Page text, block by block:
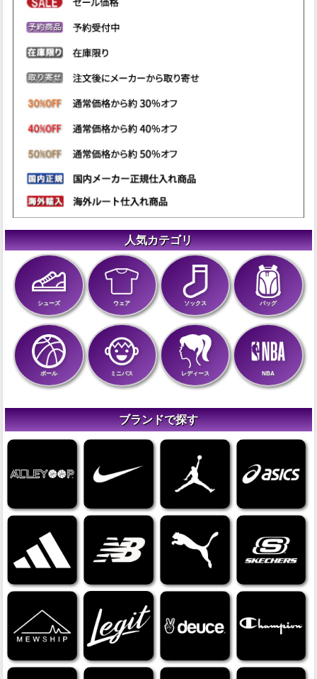
人気カテゴリ
シューズ ウェア ソックス バッグ
ボール ミニバス レディース NBA
ブランドで探す